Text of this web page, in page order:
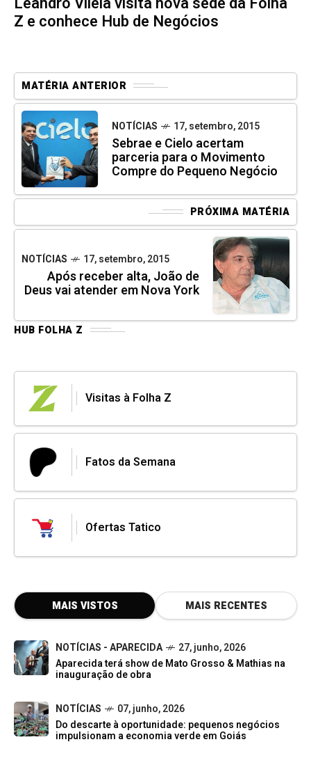
Z e conhece Hub de Negócios
MATÉRIA ANTERIOR
NOTÍCIAS 17, setembro, 2015
Sebrae e Cielo acertam
parceria para o Movimento
Compre do Pequeno Negócio
PRÓXIMA MATÉRIA
NOTÍCIAS 17, setembro, 2015
Após receber alta, João de
Deus vai atender em Nova York
HUB FOLHA Z
Visitas à Folha Z
Fatos da Semana
Ofertas Tatico
MAIS VISTOS MAIS RECENTES
NOTÍCIAS - APARECIDA
27, junho, 2026
Aparecida terá show de Mato Grosso & Mathias na
inauguração de obra
NOTÍCIAS
07, junho, 2026
Do descarte à oportunidade: pequenos negócios
impulsionam a economia verde em Goiás